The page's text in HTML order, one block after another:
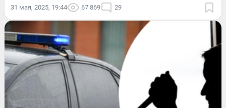
31 мая, 2025, 19:44 67 869 29